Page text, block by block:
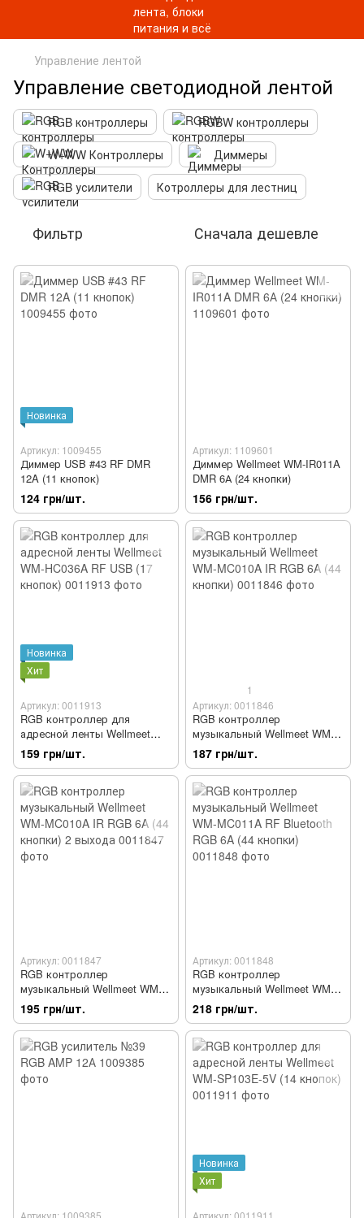
Управление лентой
Управление светодиодной лентой
RGB контроллеры
RGBW контроллеры
W+WW Контроллеры
Диммеры
RGB усилители
Котроллеры для лестниц
Фильтр Сначала дешевле
Новинка
Артикул: 1009455
Диммер USB #43 RF DMR
12A (11 кнопок)
124 грн/шт.
Артикул: 1109601
Диммер Wellmeet WM-IR011A
DMR 6А (24 кнопки)
156 грн/шт.
Новинка
Хит
Артикул: 0011913
RGB контроллер для
адресной ленты Wellmeet
WM-HC036A RF USB (17
кнопок)
159 грн/шт.
1
Артикул: 0011846
RGB контроллер
музыкальный Wellmeet WM-
MC010A IR RGB 6A (44
кнопки)
187 грн/шт.
Артикул: 0011847
RGB контроллер
музыкальный Wellmeet WM-
MC010A IR RGB 6A (44
кнопки) 2 выхода
195 грн/шт.
Артикул: 0011848
RGB контроллер
музыкальный Wellmeet WM-
MC011A RF Bluetooth RGB 6A
(44 кнопки)
218 грн/шт.
Новинка
Хит